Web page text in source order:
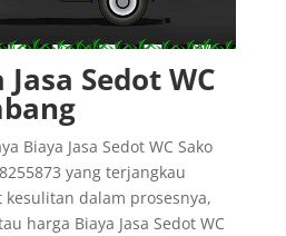
Sedot WC
Biaya Jasa Sedot WC Sako
yang terjangkau
dalam prosesnya,
harga Biaya Jasa Sedot WC